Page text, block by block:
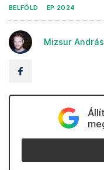
BELFÖLD EP 2024
Mizsur András